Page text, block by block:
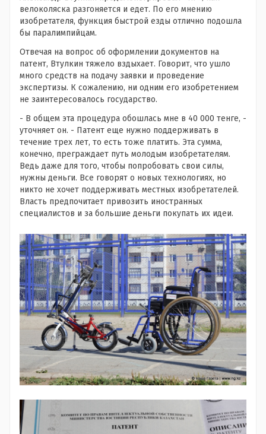
велоколяска разгоняется и едет. По его мнению
изобретателя, функция быстрой езды отлично подошла
бы паралимпийцам.
Отвечая на вопрос об оформлении документов на
патент, Втулкин тяжело вздыхает. Говорит, что ушло
много средств на подачу заявки и проведение
экспертизы. К сожалению, ни одним его изобретением
не заинтересовалось государство.
- В общем эта процедура обошлась мне в 40 000 тенге, -
уточняет он. - Патент еще нужно поддерживать в
течение трех лет, то есть тоже платить. Эта сумма,
конечно, преграждает путь молодым изобретателям.
Ведь даже для того, чтобы попробовать свои силы,
нужны деньги. Все говорят о новых технологиях, но
никто не хочет поддерживать местных изобретателей.
Власть предпочитает привозить иностранных
специалистов и за большие деньги покупать их идеи.